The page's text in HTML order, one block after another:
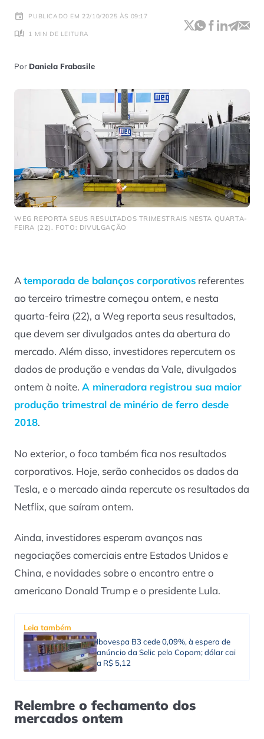
PUBLICADO EM 22/10/2025 ÀS 09:17
1 MIN DE LEITURA
Por Daniela Frabasile
WEG REPORTA SEUS RESULTADOS TRIMESTRAIS NESTA QUARTA-
FEIRA (22). FOTO: DIVULGAÇÃO
Atemporada de balanços corporativos referentes
ao terceiro trimestre começou ontem, e nesta
quarta-feira (22), a Weg reporta seus resultados,
que devem ser divulgados antes da abertura do
mercado. Além disso, investidores repercutem os
dados de produção e vendas da Vale, divulgados
ontem à noite. A mineradora registrou sua maior
produção trimestral de minério de ferro desde
2018.
No exterior, o foco também fica nos resultados
corporativos. Hoje, serão conhecidos os dados da
Tesla, e o mercado ainda repercute os resultados da
Netflix, que saíram ontem.
Ainda, investidores esperam avanços nas
negociações comerciais entre Estados Unidos e
China, e novidades sobre o encontro entre o
americano Donald Trump e o presidente Lula.
Leia também
Ibovespa B3 cede 0,09%, à espera de
anúncio da Selic pelo Copom; dólar cai
a R$ 5,12
Relembre o fechamento dos
mercados ontem